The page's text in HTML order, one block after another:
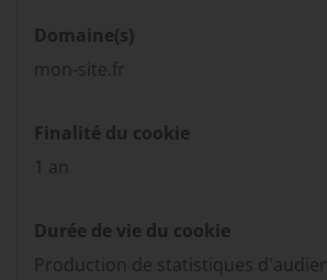
Domaine(s)
mon-site.fr
Finalité du cookie
1 an
Durée de vie du cookie
Production de statistiques